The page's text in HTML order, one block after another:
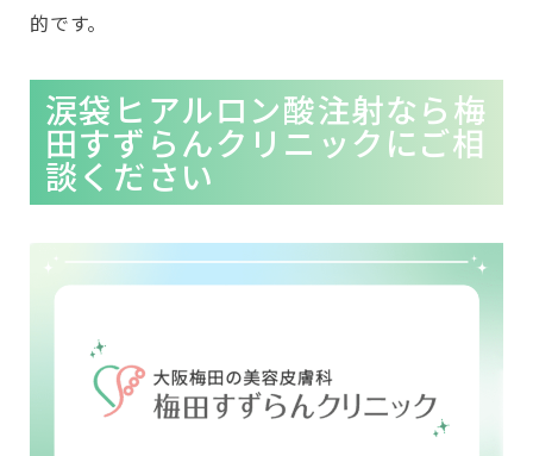
的です。
涙袋ヒアルロン酸注射なら梅
田すずらんクリニックにご相
談ください